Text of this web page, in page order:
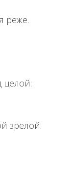
реже.
целой:
зрелой.